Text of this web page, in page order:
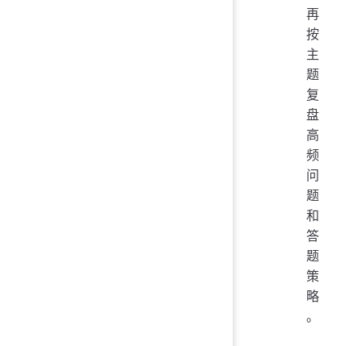
再
按
主
题
复
盘
高
频
问
题
和
答
题
策
略
。